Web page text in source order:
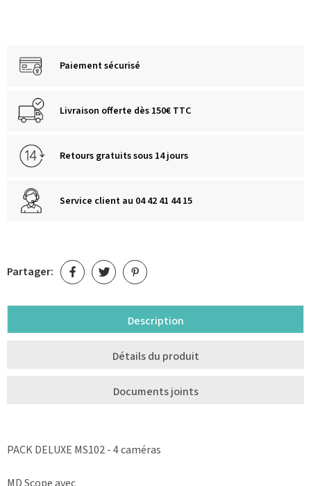
Paiement sécurisé
Livraison offerte dès 150€ TTC
Retours gratuits sous 14 jours
Service client au 04 42 41 44 15
Partager:
Description
Détails du produit
Documents joints
PACK DELUXE MS102 - 4 caméras
MD Scope avec